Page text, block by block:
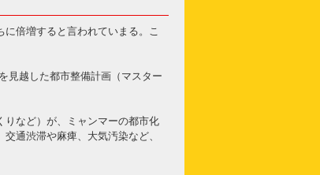
倍増すると言われていまる。こ
見越した都市整備計画（マスター
りなど）が、ミャンマーの都市化
通渋滞や麻痺、大気汚染など、